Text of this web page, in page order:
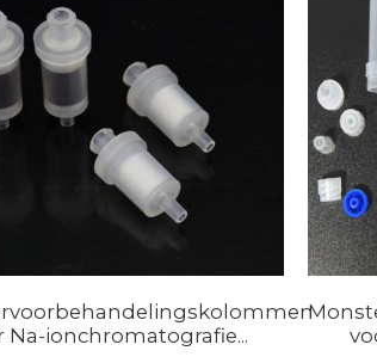
Na-ionchromatografie...